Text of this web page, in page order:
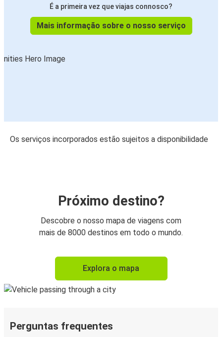
É a primeira vez que viajas connosco?
Mais informação sobre o nosso serviço
Os serviços incorporados estão sujeitos a disponibilidade
Próximo destino?
Descobre o nosso mapa de viagens com
mais de 8000 destinos em todo o mundo.
Explora o mapa
Perguntas frequentes